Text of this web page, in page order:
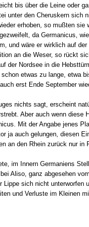
bis über die Leine oder
unter den Cheruskern sich
erhoben, so mußten
da Germanicus,
und wäre er wirklich auf
an die Weser, so rückt
der Nordsee in die
etwas zu lange, etwa
erst Ende September
nichts sagt, erscheint
Aber auch wenn diese
Mit der Angabe jenes
ja auch gelungen, diesen
an den Rhein zurück nur
im Innern Germaniens
Aliso, ganz abgesehen
sich nicht unterworfen
und Verluste im Kleinen